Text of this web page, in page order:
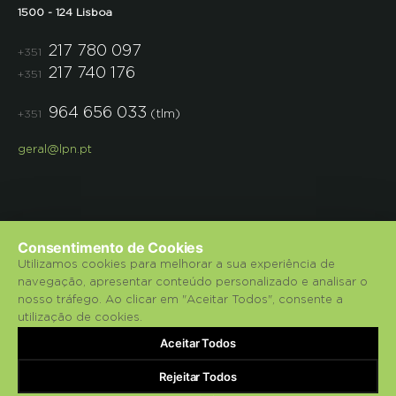
1500 - 124 Lisboa
+351 217 780 097
+351 217 740 176
+351 964 656 033 (tlm)
geral@lpn.pt
© 2018 Liga para a Protecção da Natureza.
Política de Privacidade
Powered by bluesoft.pt
Consentimento de Cookies
Utilizamos cookies para melhorar a sua experiência de
navegação, apresentar conteúdo personalizado e analisar o
nosso tráfego. Ao clicar em "Aceitar Todos", consente a
utilização de cookies.
Rejeitar Todos
Aceitar Todos